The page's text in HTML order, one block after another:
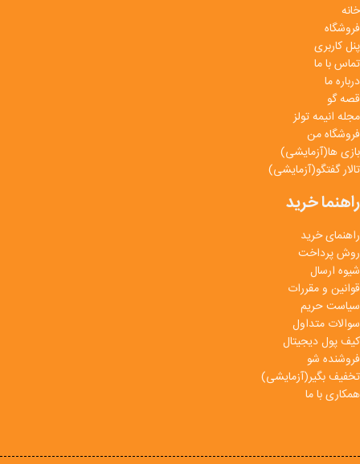
خانه
فروشگاه
پنل کاربری
تماس با ما
درباره ما
قصه گو
مجله انیمه تولز
فروشگاه من
بازی ها(آزمایشی)
تالار گفتگو(آزمایشی)
راهنما خرید
راهنمای خرید
روش پرداخت
شیوه ارسال
قوانین و مقررات
سیاست حریم
سوالات متداول
کیف پول دیجیتال
فروشنده شو
تخفیف بگیر(آزمایشی)
همکاری با ما